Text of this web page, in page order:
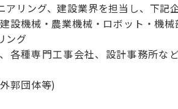
アリング、建設業界を担当し、下記
設機械・農業機械・ロボット・機
ング
各種専門工事会社、設計事務所
郭団体等)